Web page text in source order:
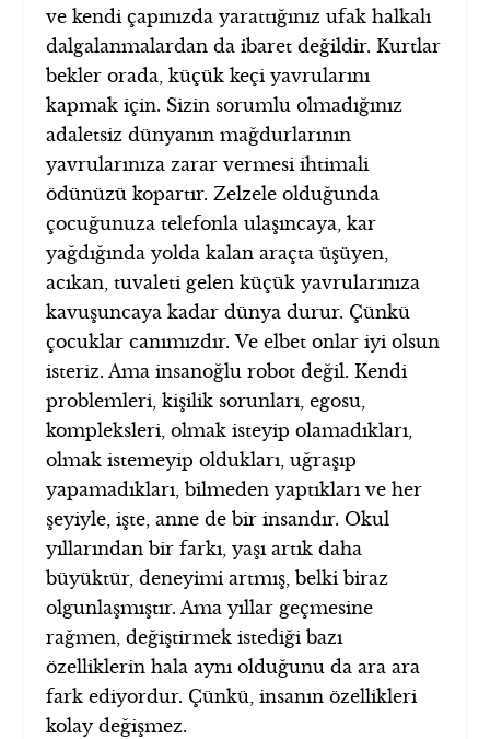
ve kendi çapınızda yarattığınız ufak halkalı
dalgalanmalardan da ibaret değildir. Kurtlar
bekler orada, küçük keçi yavrularını
kapmak için. Sizin sorumlu olmadığınız
adaletsiz dünyanın mağdurlarının
yavrularınıza zarar vermesi ihtimali
ödünüzü kopartır. Zelzele olduğunda
çocuğunuza telefonla ulaşıncaya, kar
yağdığında yolda kalan araçta üşüyen,
acıkan, tuvaleti gelen küçük yavrularınıza
kavuşuncaya kadar dünya durur. Çünkü
çocuklar canımızdır. Ve elbet onlar iyi olsun
isteriz. Ama insanoğlu robot değil. Kendi
problemleri, kişilik sorunları, egosu,
kompleksleri, olmak isteyip olamadıkları,
olmak istemeyip oldukları, uğraşıp
yapamadıkları, bilmeden yaptıkları ve her
şeyiyle, işte, anne de bir insandır. Okul
yıllarından bir farkı, yaşı artık daha
büyüktür, deneyimi artmış, belki biraz
olgunlaşmıştır. Ama yıllar geçmesine
rağmen, değiştirmek istediği bazı
özelliklerin hala aynı olduğunu da ara ara
fark ediyordur. Çünkü, insanın özellikleri
kolay değişmez.